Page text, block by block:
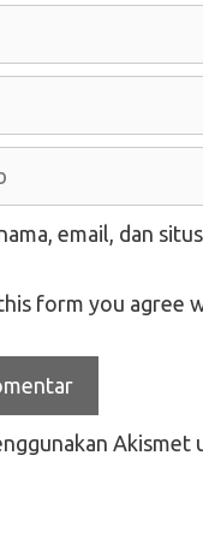
email, dan
form you agree
Akismet